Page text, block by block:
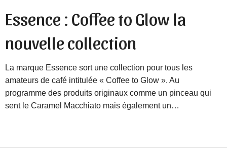
Essence : Coffee to Glow la
nouvelle collection
La marque Essence sort une collection pour tous les
amateurs de café intitulée « Coffee to Glow ». Au
programme des produits originaux comme un pinceau qui
sent le Caramel Macchiato mais également un…